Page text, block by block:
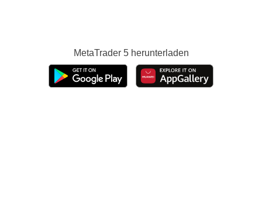
MetaTrader 5herunterladen